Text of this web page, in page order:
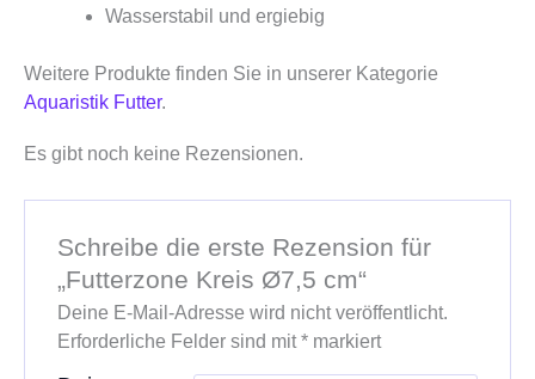
Wasserstabil und ergiebig
Weitere Produkte finden Sie in unserer Kategorie
Aquaristik Futter.
Es gibt noch keine Rezensionen.
Schreibe die erste Rezension für
„Futterzone Kreis Ø7,5 cm“
Deine E-Mail-Adresse wird nicht veröffentlicht.
Erforderliche Felder sind mit*markiert